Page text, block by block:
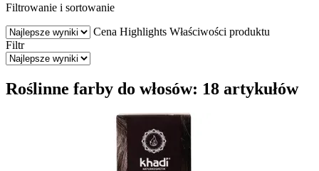
Filtrowanie i sortowanie
Cena Highlights Właściwości produktu
Filtr
Roślinne farby do włosów: 18 artykułów